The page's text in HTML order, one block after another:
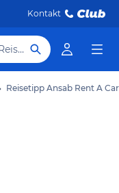
Kontakt
Hotel, Reiseziel
Reisetipp Ansab Rent A Car